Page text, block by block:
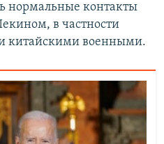
нормальные контакты
в частности
китайскими военными.